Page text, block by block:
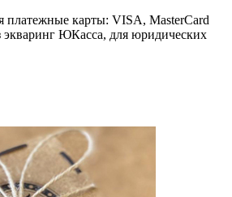
платежные карты: VISA, MasterCard
ЮКасса, для юридических